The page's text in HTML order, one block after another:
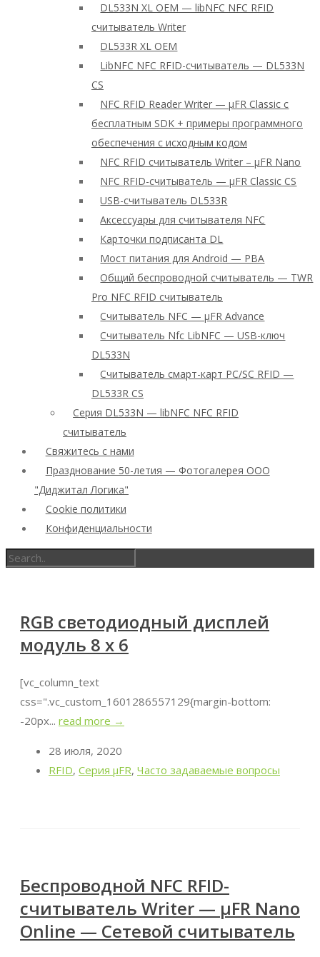
DL533N XL OEM — libNFC NFC RFID
считыватель Writer
DL533R XL OEM
LibNFC NFC RFID-считыватель — DL533N
CS
NFC RFID Reader Writer — μFR Classic с
бесплатным SDK + примеры программного
обеспечения с исходным кодом
NFC RFID считыватель Writer – μFR Nano
NFC RFID-считыватель — μFR Classic CS
USB-считыватель DL533R
Аксессуары для считывателя NFC
Карточки подписанта DL
Мост питания для Android — PBA
Общий беспроводной считыватель — TWR
Pro NFC RFID считыватель
Считыватель NFC — μFR Advance
Считыватель Nfc LibNFC — USB-ключ
DL533N
Считыватель смарт-карт PC/SC RFID —
DL533R CS
Серия DL533N — libNFC NFC RFID
считыватель
Свяжитесь с нами
Празднование 50-летия — Фотогалерея ООО
"Диджитал Логика"
Cookie политики
Конфиденциальности
RGB светодиодный дисплей
модуль 8 x 6
[vc_column_text
css=".vc_custom_1601286557129{margin-bottom:
-20px... read more →
28 июля, 2020
RFID, Серия μFR, Часто задаваемые вопросы
Беспроводной NFC RFID-
считыватель Writer — μFR Nano
Online — Сетевой считыватель